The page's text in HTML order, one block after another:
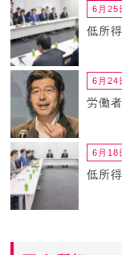
6月25
低所
6月24
労働
6月18
低所